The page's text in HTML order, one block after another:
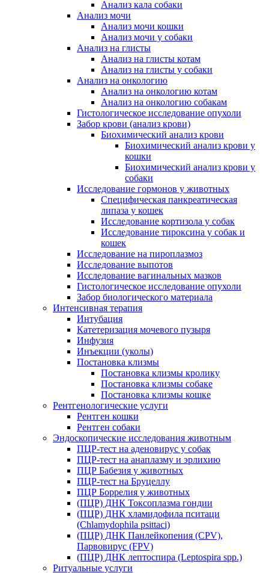
Анализ кала собаки
Анализ мочи
Анализ мочи кошки
Анализ мочи у собаки
Анализ на глисты
Анализ на глисты котам
Анализ на глисты у собаки
Анализ на онкологию
Анализ на онкологию котам
Анализ на онкологию собакам
Гистологическое исследование опухоли
Забор крови (анализ крови)
Биохимический анализ крови
Биохимический анализ крови у
кошки
Биохимический анализ крови у
собаки
Исследование гормонов у животных
Специфическая панкреатическая
липаза у кошек
Исследование кортизола у собак
Исследование тироксина у собак и
кошек
Исследование на пироплазмоз
Исследование выпотов
Исследование вагинальных мазков
Гистологическое исследование опухоли
Забор биологического материала
Интенсивная терапия
Интубация
Катетеризация мочевого пузыря
Инфузия
Инъекции (уколы)
Постановка клизмы
Постановка клизмы кролику
Постановка клизмы собаке
Постановка клизмы кошке
Рентгенологические услуги
Рентген кошки
Рентген собаки
Эндоскопические исследования животным
ПЦР-тест на аденовирус у собак
ПЦР-тест на анаплазму и эрлихию
ПЦР Бабезия у животных
ПЦР-тест на Бруцеллу
ПЦР Боррелия у животных
(ПЦР) ДНК Токсоплазма гондии
(ПЦР) ДНК хламидофила пситаци
(Chlamydophila psittaci)
(ПЦР) ДНК Панлейкопения (CPV),
Парвовирус (FPV)
(ПЦР) ДНК лептоспира (Leptospira spp.)
Ритуальные услуги